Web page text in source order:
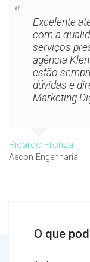
Excelente
com a
serviços
agência
estão
dúvidas e
Marketing
Ricardo Fronza
Aecon Engenharia
O que